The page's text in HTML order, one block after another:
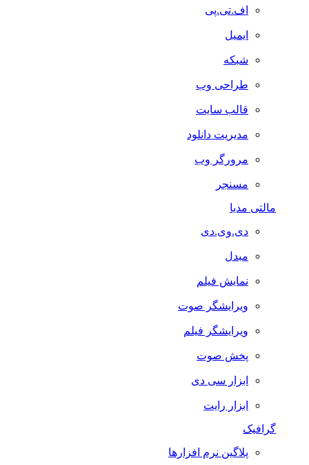
اف.تی.پی
ایمیل
شبکه
طراحی وب
قالب سایت
مدیریت دانلود
مرورگر وب
مسنجر
مالتی مدیا
دی.وی.دی
مبدل
نمایش فیلم
ویرایشگر صوت
ویرایشگر فیلم
پخش صوت
ابزار سی دی
ابزار رایت
گرافیک
پلاگین نرم افزارها